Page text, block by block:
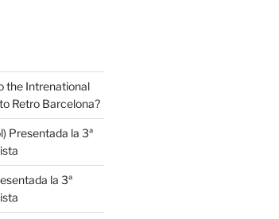
the Intrenational
Retro Barcelona?
Presentada la 3ª
la 3ª